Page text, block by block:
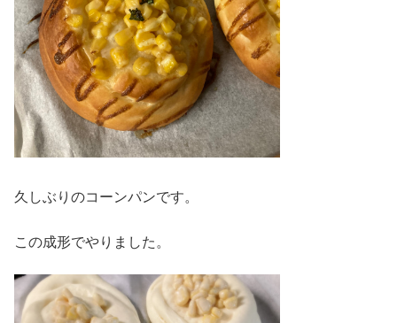
久しぶりのコーンパンです。
この成形でやりました。